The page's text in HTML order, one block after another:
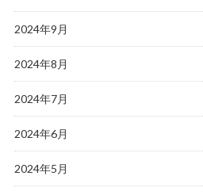
2024年9月
2024年8月
2024年7月
2024年6月
2024年5月